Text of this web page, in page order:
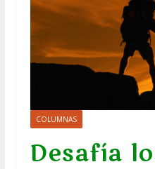
COLUMNAS
Desafía